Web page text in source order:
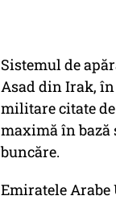
Sistemul de
Asad din Irak,
militare citate
maximă în bază
buncăre.
Emiratele